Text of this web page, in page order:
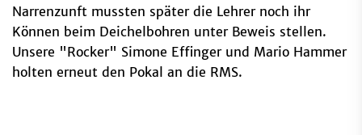
Narrenzunft mussten später die Lehrer noch ihr
Können beim Deichelbohren unter Beweis stellen.
Unsere "Rocker" Simone Effinger und Mario Hammer
holten erneut den Pokal an die RMS.